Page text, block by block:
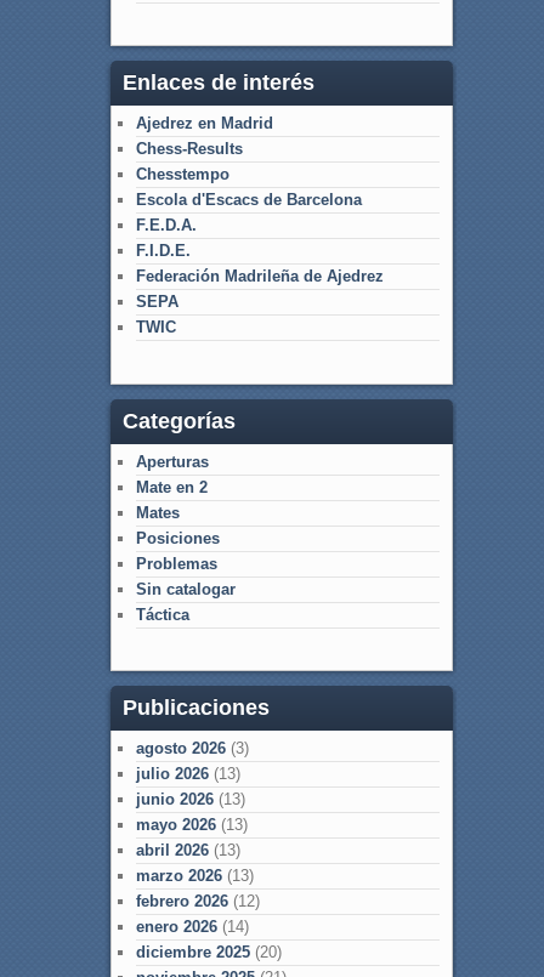
Enlaces de interés
Ajedrez en Madrid
Chess-Results
Chesstempo
Escola d'Escacs de Barcelona
F.E.D.A.
F.I.D.E.
Federación Madrileña de Ajedrez
SEPA
TWIC
Categorías
Aperturas
Mate en 2
Mates
Posiciones
Problemas
Sin catalogar
Táctica
Publicaciones
agosto 2026(3)
julio 2026(13)
junio 2026(13)
mayo 2026(13)
abril 2026(13)
marzo 2026(13)
febrero 2026(12)
enero 2026(14)
diciembre 2025(20)